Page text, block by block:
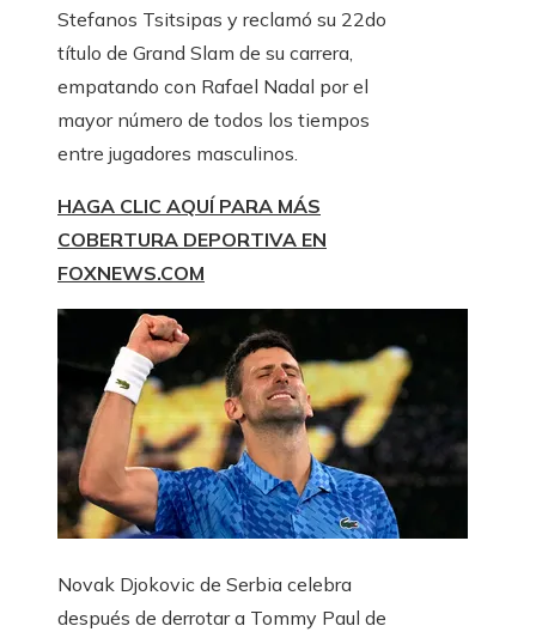
Stefanos Tsitsipas y reclamó su 22do
título de Grand Slam de su carrera,
empatando con Rafael Nadal por el
mayor número de todos los tiempos
entre jugadores masculinos.
HAGA CLIC AQUÍ PARA MÁS
COBERTURA DEPORTIVA EN
FOXNEWS.COM
Novak Djokovic de Serbia celebra
después de derrotar a Tommy Paul de